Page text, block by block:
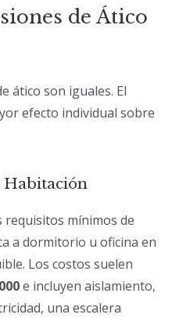
de Ático
ático son iguales. El
efecto individual sobre
Habitación
requisitos mínimos de
a dormitorio u oficina en
Los costos suelen
e incluyen aislamiento,
una escalera